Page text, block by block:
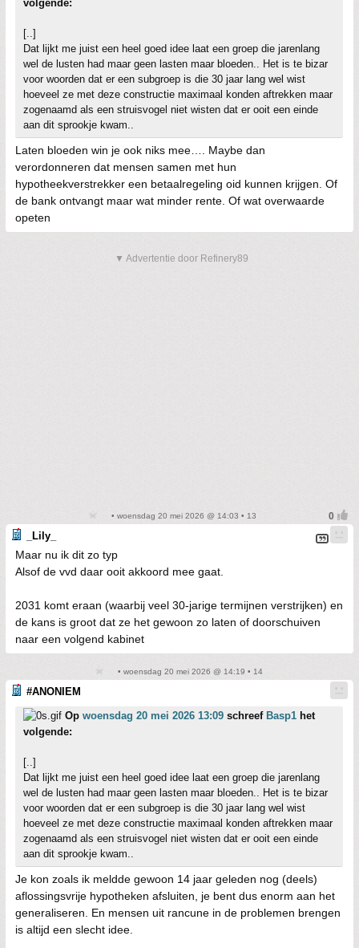
volgende:
[..]
Dat lijkt me juist een heel goed idee laat een groep die jarenlang
wel de lusten had maar geen lasten maar bloeden.. Het is te bizar
voor woorden dat er een subgroep is die 30 jaar lang wel wist
hoeveel ze met deze constructie maximaal konden aftrekken maar
zogenaamd als een struisvogel niet wisten dat er ooit een einde
aan dit sprookje kwam..
Laten bloeden win je ook niks mee…. Maybe dan
verordonneren dat mensen samen met hun
hypotheekverstrekker een betaalregeling oid kunnen krijgen. Of
de bank ontvangt maar wat minder rente. Of wat overwaarde
opeten
▼ Advertentie door Refinery89
• woensdag 20 mei 2026 @ 14:03 • 13
_Lily_
Maar nu ik dit zo typ
Alsof de vvd daar ooit akkoord mee gaat.
2031 komt eraan (waarbij veel 30-jarige termijnen verstrijken) en
de kans is groot dat ze het gewoon zo laten of doorschuiven
naar een volgend kabinet
• woensdag 20 mei 2026 @ 14:19 • 14
#ANONIEM
Op woensdag 20 mei 2026 13:09 schreef Basp1 het
volgende:
[..]
Dat lijkt me juist een heel goed idee laat een groep die jarenlang
wel de lusten had maar geen lasten maar bloeden.. Het is te bizar
voor woorden dat er een subgroep is die 30 jaar lang wel wist
hoeveel ze met deze constructie maximaal konden aftrekken maar
zogenaamd als een struisvogel niet wisten dat er ooit een einde
aan dit sprookje kwam..
Je kon zoals ik meldde gewoon 14 jaar geleden nog (deels)
aflossingsvrije hypotheken afsluiten, je bent dus enorm aan het
generaliseren. En mensen uit rancune in de problemen brengen
is altijd een slecht idee.